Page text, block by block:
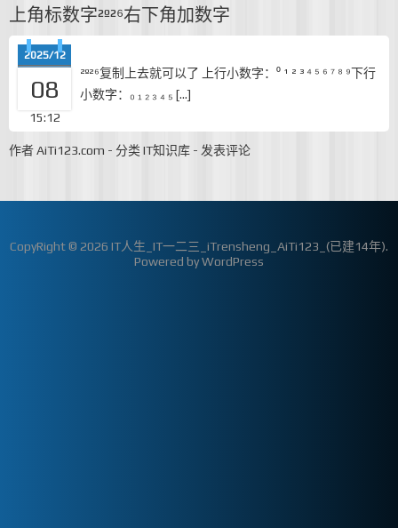
上角标数字²º²⁶右下角加数字
2025/12
08
15:12
²º²⁶复制上去就可以了 上行小数字：⁰ ¹ ² ³ ⁴ ⁵ ⁶ ⁷ ⁸ ⁹下行
小数字：₀ ₁ ₂ ₃ ₄ ₅ […]
作者AiTi123.com - 分类 IT知识库 - 发表评论
CopyRight © 2026 IT人生_IT一二三_iTrensheng_AiTi123_(已建14年).
Powered byWordPress